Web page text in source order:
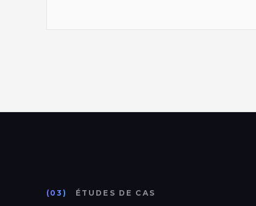
(03) ÉTUDES DE CAS